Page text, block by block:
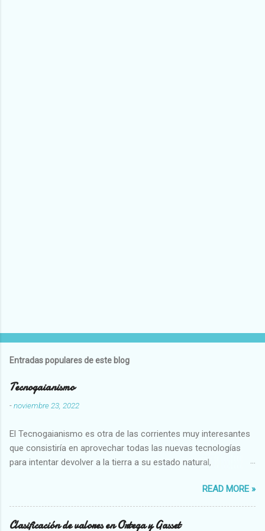
Entradas populares de este blog
Tecnogaianismo
-noviembre 23, 2022
El Tecnogaianismo es otra de las corrientes muy interesantes
que consistiría en aprovechar todas las nuevas tecnologías
para intentar devolver a la tierra a su estado natural,
READ MORE »
Clasificación de valores en Ortega y Gasset